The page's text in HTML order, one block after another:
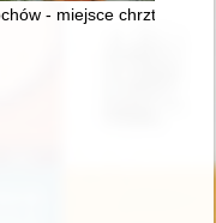
Chopina
- miejsce chrztu